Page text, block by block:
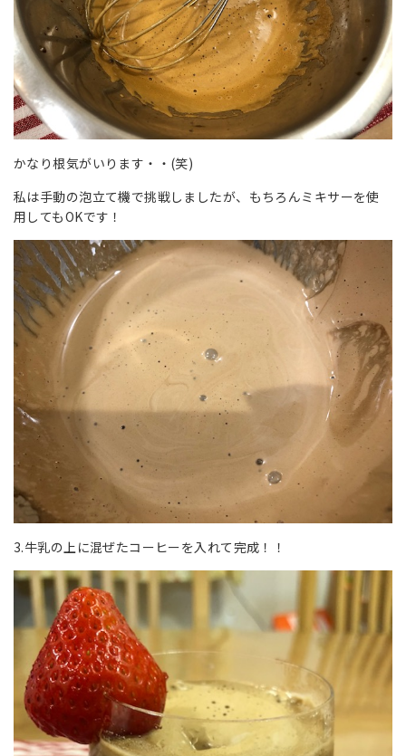
かなり根気がいります・・(笑)
私は手動の泡立て機で挑戦しましたが、もちろんミキサーを使
用してもOKです！
3.牛乳の上に混ぜたコーヒーを入れて完成！！